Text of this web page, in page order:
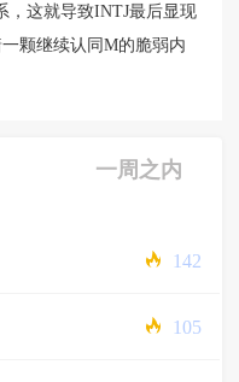
，这就导致INTJ最后显现
颗继续认同M的脆弱内
一周之内
142
105